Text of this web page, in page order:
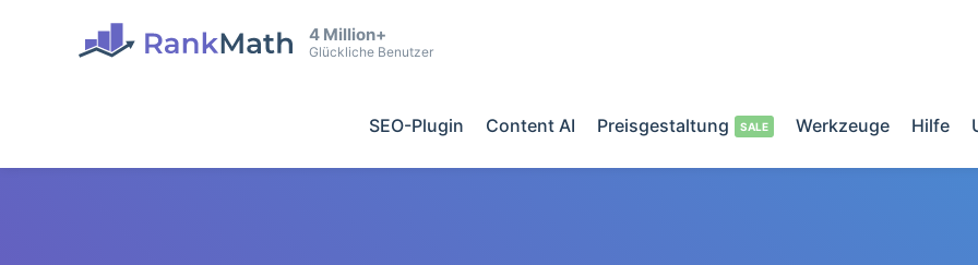
4 Million+
Glückliche Benutzer
SEO-Plugin Content AI Preisgestaltung Werkzeuge Hilfe